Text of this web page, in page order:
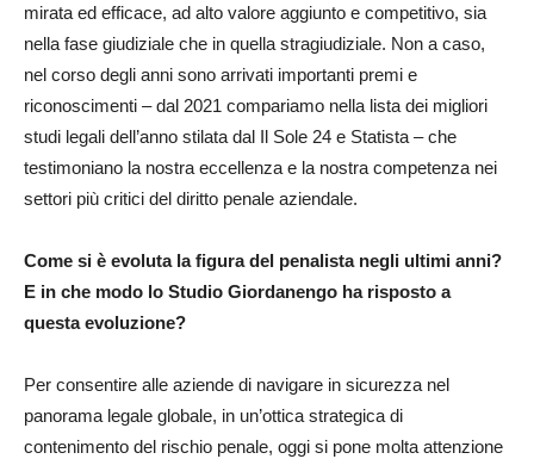
mirata ed efficace, ad alto valore aggiunto e competitivo, sia
nella fase giudiziale che in quella stragiudiziale. Non a caso,
nel corso degli anni sono arrivati importanti premi e
riconoscimenti – dal 2021 compariamo nella lista dei migliori
studi legali dell’anno stilata dal Il Sole 24 e Statista – che
testimoniano la nostra eccellenza e la nostra competenza nei
settori più critici del diritto penale aziendale.
Come si è evoluta la figura del penalista negli ultimi anni?
E in che modo lo Studio Giordanengo ha risposto a
questa evoluzione?
Per consentire alle aziende di navigare in sicurezza nel
panorama legale globale, in un’ottica strategica di
contenimento del rischio penale, oggi si pone molta attenzione